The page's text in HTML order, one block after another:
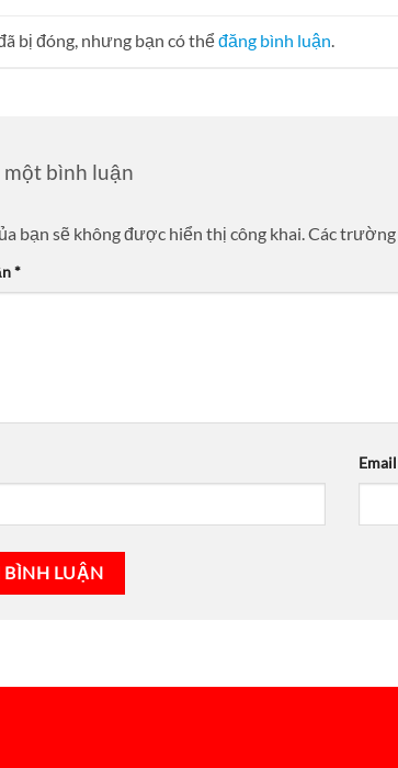
bị đóng, nhưng bạn có thểđăng bình luận.
bình luận
bạn sẽ không được hiển thị công khai.Các
*
Email